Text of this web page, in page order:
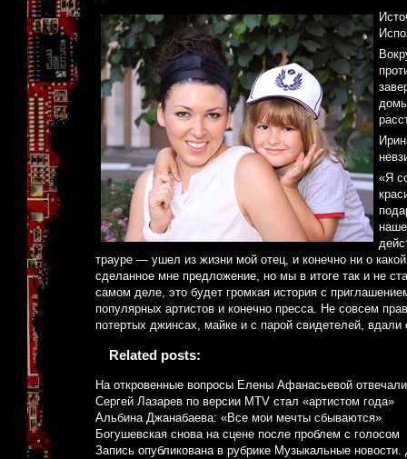
«Я
трауре — ушел из жизни мой отец, и конечно ни о
сделанное мне предложение, но мы в итоге так и не
самом деле, это будет громкая история с
популярных артистов и конечно пресса. Не совсем
потертых джинсах, майке и с парой свидетелей,
Related posts:
На откровенные вопросы Елены Афанасьевой
Сергей Лазарев по версии MTV стал «артистом года»
Альбина Джанабаева: «Все мои мечты сбываются»
Богушевская снова на сцене после проблем с голосом
Запись опубликована в рубрике Музыкальные новости.